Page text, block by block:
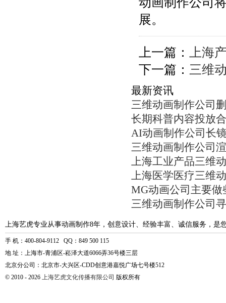
展。
上一篇：
上海
下一篇： 三维
最新资讯
三维动画制作公司
长期科普内容投放
AI动画制作公司长
三维动画制作公司
上海工业产品三维
上海医学医疗三维
MG动画公司主要做
三维动画制作公司
上海艺虎专业从事动画制作8年，创意设计、经验丰富、诚信服务，是
手 机：400-804-9112 QQ：849 500 115
地 址：上海市-青浦区-崧泽大道6066弄36号楼三层
北京分公司：北京市-大兴区-CDD创意港嘉悦广场七号楼512
© 2010 - 2026 上海艺虎文化传播有限公司 版权所有